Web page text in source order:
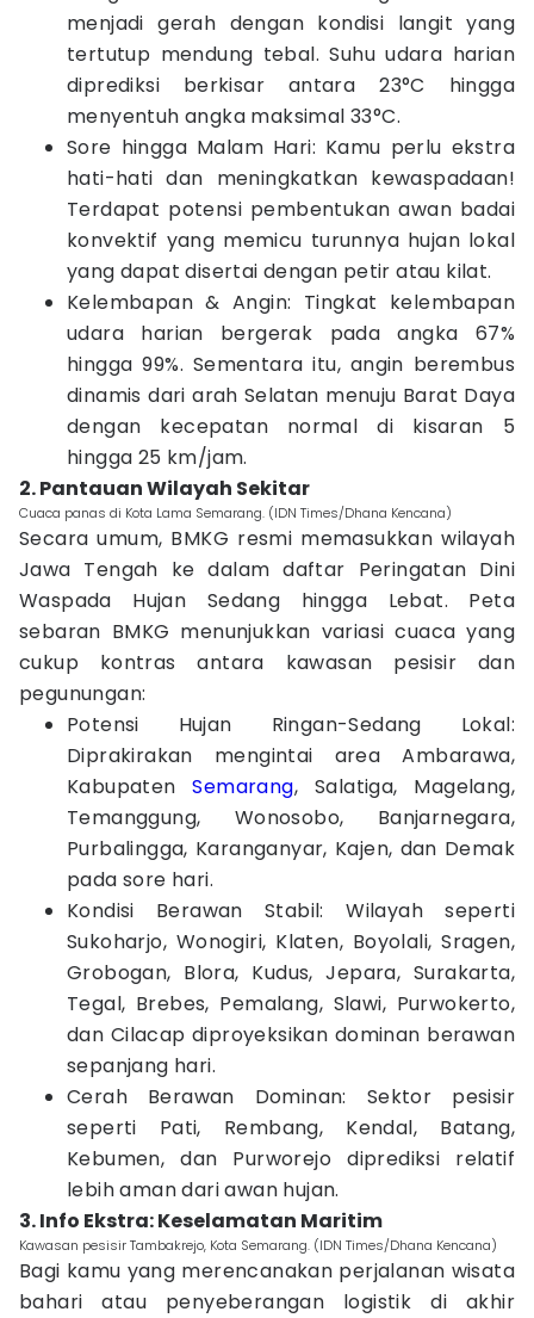
menjadi gerah dengan kondisi langit yang
tertutup mendung tebal. Suhu udara harian
diprediksi berkisar antara 23°C hingga
menyentuh angka maksimal 33°C.
Sore hingga Malam Hari: Kamu perlu ekstra
hati-hati dan meningkatkan kewaspadaan!
Terdapat potensi pembentukan awan badai
konvektif yang memicu turunnya hujan lokal
yang dapat disertai dengan petir atau kilat.
Kelembapan & Angin: Tingkat kelembapan
udara harian bergerak pada angka 67%
hingga 99%. Sementara itu, angin berembus
dinamis dari arah Selatan menuju Barat Daya
dengan kecepatan normal di kisaran 5
hingga 25 km/jam.
2. Pantauan Wilayah Sekitar
Cuaca panas di Kota Lama Semarang. (IDN Times/Dhana Kencana)
Secara umum, BMKG resmi memasukkan wilayah
Jawa Tengah ke dalam daftar Peringatan Dini
Waspada Hujan Sedang hingga Lebat. Peta
sebaran BMKG menunjukkan variasi cuaca yang
cukup kontras antara kawasan pesisir dan
pegunungan:
Potensi Hujan Ringan-Sedang Lokal:
Diprakirakan mengintai area Ambarawa,
KabupatenSemarang, Salatiga, Magelang,
Temanggung, Wonosobo, Banjarnegara,
Purbalingga, Karanganyar, Kajen, dan Demak
pada sore hari.
Kondisi Berawan Stabil: Wilayah seperti
Sukoharjo, Wonogiri, Klaten, Boyolali, Sragen,
Grobogan, Blora, Kudus, Jepara, Surakarta,
Tegal, Brebes, Pemalang, Slawi, Purwokerto,
dan Cilacap diproyeksikan dominan berawan
sepanjang hari.
Cerah Berawan Dominan: Sektor pesisir
seperti Pati, Rembang, Kendal, Batang,
Kebumen, dan Purworejo diprediksi relatif
lebih aman dari awan hujan.
3. Info Ekstra: Keselamatan Maritim
Kawasan pesisir Tambakrejo, Kota Semarang. (IDN Times/Dhana Kencana)
Bagi kamu yang merencanakan perjalanan wisata
bahari atau penyeberangan logistik di akhir